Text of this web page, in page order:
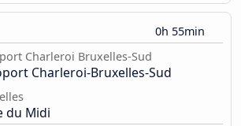
0h 55min
Charleroi Bruxelles-Sud
Charleroi-Bruxelles-Sud
du Midi